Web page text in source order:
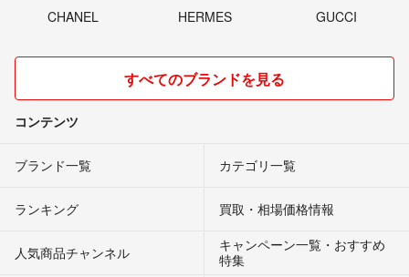
CHANEL HERMES GUCCI
すべてのブランドを見る
コンテンツ
ブランド一覧 カテゴリ一覧
ランキング 買取・相場価格情報
人気商品チャンネル
キャンペーン一覧・おすすめ
特集